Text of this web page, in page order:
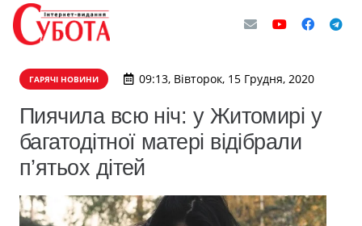
ГАРЯЧІ НОВИНИ 09:13, Вівторок, 15 Грудня, 2020
Пиячила всю ніч: у Житомирі у
багатодітної матері відібрали
п’ятьох дітей